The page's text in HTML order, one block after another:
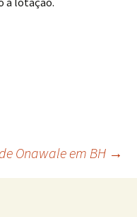
Onawale em BH →